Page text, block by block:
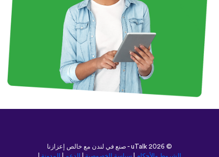
©
uTalk 2026 - صنع في لندن مع خالص إعزازنا